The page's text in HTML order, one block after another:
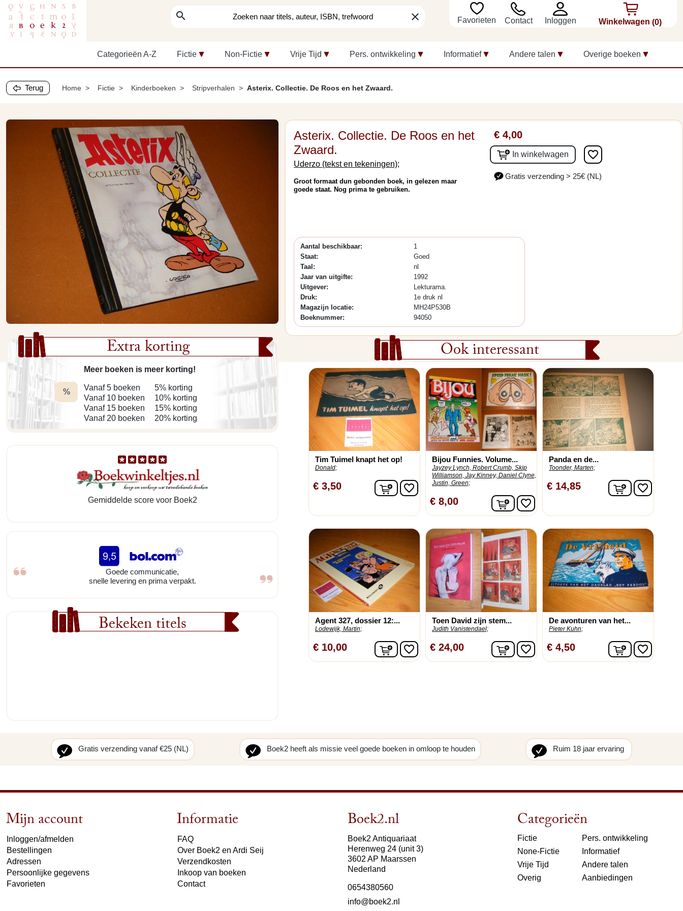
search clear Favorieten Contact Inloggen Winkelwagen (0)
Categorieën A-Z Fictie Non-Fictie Vrije Tijd Pers. ontwikkeling Informatief Andere talen Overige boeken
Terug Home Fictie Kinderboeken Stripverhalen Asterix. Collectie. De Roos en het Zwaard.
Asterix. Collectie. De Roos en het
Zwaard.
Uderzo (tekst en tekeningen);
Groot formaat dun gebonden boek, in gelezen maar
goede staat. Nog prima te gebruiken.
€ 4,00
In winkelwagen favorite_border
Gratis verzending > 25€ (NL)
Aantal beschikbaar:
1
Staat:
Goed
Taal:
nl
Jaar van uitgifte:
1992
Uitgever:
Lekturama.
Druk:
1e druk nl
Magazijn locatie:
MH24P530B
Boeknummer:
94050
Extra korting
%
Meer boeken is meer korting!
Vanaf 5 boeken
Vanaf 10 boeken
Vanaf 15 boeken
Vanaf 20 boeken
5% korting
10% korting
15% korting
20% korting
Gemiddelde score voor Boek2
Goede communicatie,
snelle levering en prima verpakt.
Bekeken titels
Ook interessant
Tim Tuimel knapt het op!
Donald;
€ 3,50 In winkelwagen
favorite_border
Bijou Funnies. Volume...
Jayzey Lynch, Robert Crumb, Skip
Williamson, Jay Kinney, Daniel Clyne,
Justin, Green;
€ 8,00 In winkelwagen
favorite_border
Panda en de...
Toonder, Marten;
€ 14,85 Infavorite_border
Agent 327, dossier 12:...
Lodewijk, Martin;
€ 10,00 In winkelwagen
favorite_border
Toen David zijn stem...
Judith Vanistendael;
€ 24,00 In winkelwagen
favorite_border
De avonturen van het...
Pieter Kuhn;
€ 4,50 Infavorite_border
Gratis verzending vanaf €25 (NL) Boek2 heeft als missie veel goede boeken in omloop te houden Ruim 18 jaar ervaring
Mijn account
Inloggen/afmelden
Bestellingen
Adressen
Persoonlijke gegevens
Favorieten
Informatie
FAQ
Over Boek2 en Ardi Seij
Verzendkosten
Inkoop van boeken
Contact
Boek2.nl
Boek2 Antiquariaat
Herenweg 24 (unit 3)
3602 AP Maarssen
Nederland
0654380560
info@boek2.nl
Categorieën
Fictie
None-Fictie
Vrije Tijd
Overig
Pers. ontwikkeling
Informatief
Andere talen
Aanbiedingen